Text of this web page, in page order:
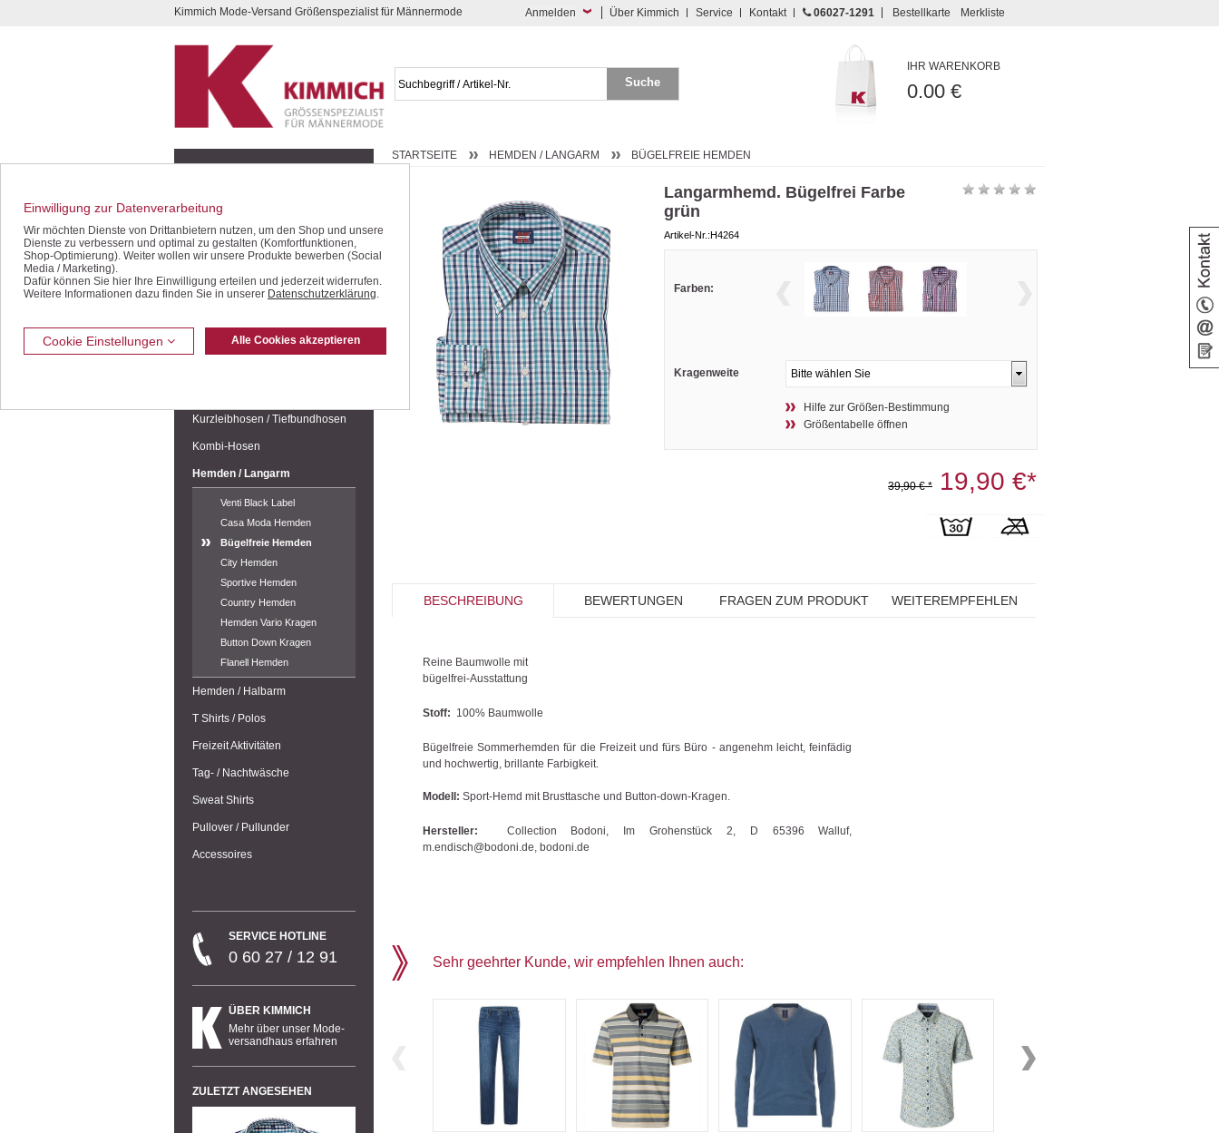
Kompletten Head der Seite überspringenKimmich Mode-Versand Größenspezialist für Männermode Anmelden Über Kimmich Service Kontakt 06027-1291 Bestellkarte Merkliste
IHR WARENKORB
0.00 €
Schnäppchen / SALE
Jacken / Blousons
Sakkos / Janker
Anzüge / Baukasten
Jeans / Denim
Kurzleibhosen / Tiefbundhosen
Kombi-Hosen
Hemden / Langarm
Venti Black Label
Casa Moda Hemden
Bügelfreie Hemden
City Hemden
Sportive Hemden
Country Hemden
Hemden Vario Kragen
Button Down Kragen
Flanell Hemden
Hemden / Halbarm
T Shirts / Polos
Freizeit Aktivitäten
Tag- / Nachtwäsche
Sweat Shirts
Pullover / Pullunder
Accessoires
SERVICE HOTLINE
0 60 27 / 12 91
ÜBER KIMMICH
Mehr über unser Mode-
versandhaus erfahren
ZULETZT ANGESEHEN
STARTSEITE HEMDEN / LANGARM BÜGELFREIE HEMDEN
Langarmhemd. Bügelfrei Farbe
grün
Artikel-Nr.:H4264
Farben:
Kragenweite
Hilfe zur Größen-Bestimmung
Größentabelle öffnen
39,90 € *19,90 €*
BESCHREIBUNG BEWERTUNGEN FRAGEN ZUM PRODUKT WEITEREMPFEHLEN
Reine Baumwolle mit
bügelfrei-Ausstattung
Stoff: 100% Baumwolle
Bügelfreie Sommerhemden für die Freizeit und fürs Büro - angenehm leicht, feinfädig
und hochwertig, brillante Farbigkeit.
Modell: Sport-Hemd mit Brusttasche und Button-down-Kragen.
Hersteller: Collection Bodoni, Im Grohenstück 2, D 65396 Walluf,
m.endisch@bodoni.de, bodoni.de
Sehr geehrter Kunde, wir empfehlen Ihnen auch:
Einwilligung zur Datenverarbeitung
Wir möchten Dienste von Drittanbietern nutzen, um den Shop und unsere
Dienste zu verbessern und optimal zu gestalten (Komfortfunktionen,
Shop-Optimierung). Weiter wollen wir unsere Produkte bewerben (Social
Media / Marketing).
Dafür können Sie hier Ihre Einwilligung erteilen und jederzeit widerrufen.
Weitere Informationen dazu finden Sie in unserer Datenschutzerklärung.
Cookie Einstellungen Alle Cookies akzeptieren